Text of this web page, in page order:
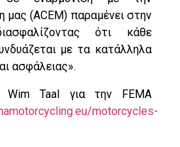
μας (ACEM) παραμένει στην
ότι κάθε
με τα κατάλληλα
ασφάλειας».
Wim Taal για την FEMA
motorcycles-